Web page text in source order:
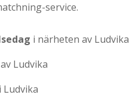
service.
i närheten av Ludvika
Ludvika
Ludvika